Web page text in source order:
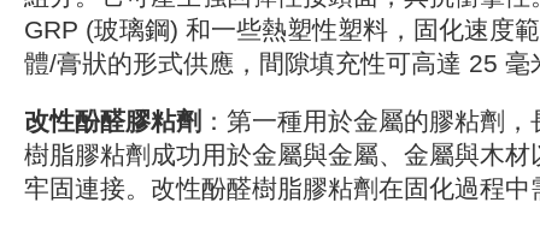
GRP (玻璃鋼) 和一些熱塑性塑料，固化速度
體/膏狀的形式供應，間隙填充性可高達 25 毫
改性酚醛膠粘劑 ：第一種用於金屬的膠粘劑
樹脂膠粘劑成功用於金屬與金屬、金屬與木
牢固連接。改性酚醛樹脂膠粘劑在固化過程中